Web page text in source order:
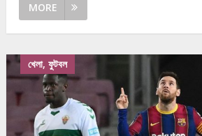
MORE
খেলা, ফুটবল